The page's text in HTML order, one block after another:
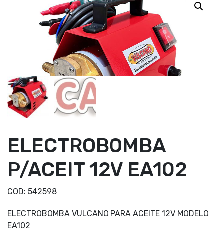
ELECTROBOMBA
P/ACEIT 12V EA102
COD: 542598
ELECTROBOMBA VULCANO PARA ACEITE 12V MODELO
EA102